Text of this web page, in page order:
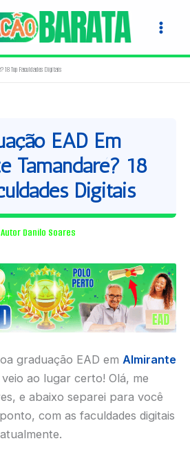
18 Top Faculdades Digitais
EAD Em
Tamandaré? 18
Digitais
Autor Danilo Soares
graduação EAD em Almirante
veio ao lugar certo! Olá, me
e abaixo separei para você
com as faculdades digitais